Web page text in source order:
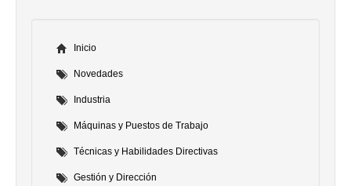
Inicio
Novedades
Industria
Máquinas y Puestos de Trabajo
Técnicas y Habilidades Directivas
Gestión y Dirección